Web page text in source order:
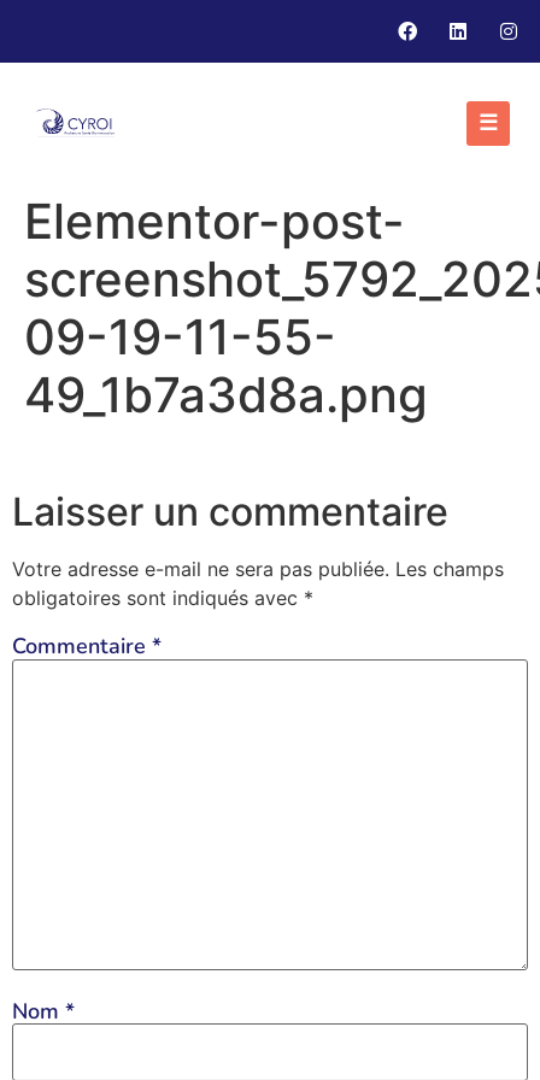
☰
Elementor-post-
09-19-11-55-
49_1b7a3d8a.png
Laisser un commentaire
Votre adresse e-mail ne sera pas publiée. Les champs
obligatoires sont indiqués avec *
Commentaire *
Nom *